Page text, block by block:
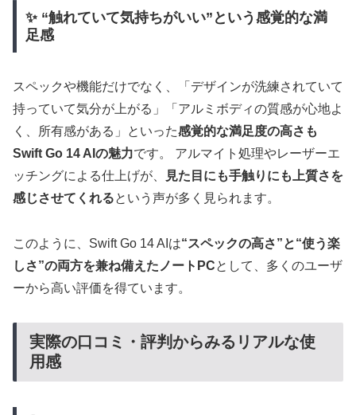
✨ “触れていて気持ちがいい”という感覚的な満
足感
スペックや機能だけでなく、「デザインが洗練されていて
持っていて気分が上がる」「アルミボディの質感が心地よ
く、所有感がある」といった感覚的な満足度の高さも
Swift Go 14 AIの魅力です。 アルマイト処理やレーザーエ
ッチングによる仕上げが、
見た目にも手触りにも上質さを
感じさせてくれるという声が多く見られます。
このように、Swift Go 14 AIは“スペックの高さ”と“使う楽
しさ”の両方を兼ね備えたノートPCとして、多くのユーザ
ーから高い評価を得ています。
実際の口コミ・評判からみるリアルな使
用感